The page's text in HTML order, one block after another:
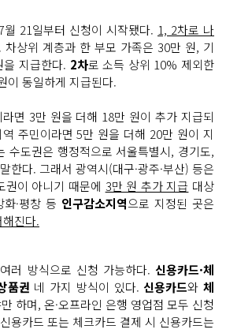
월 21일부터 신청이 시작됐다. 1, 2차로 나
차상위 계층과 한 부모 가족은 30만 원, 기
지급한다. 2차로 소득 상위 10% 제외한
이 동일하게 지급된다.
면 3만 원을 더해 18만 원이 추가 지급되
주민이라면 5만 원을 더해 20만 원이 지
수도권은 행정적으로 서울특별시, 경기도,
한다. 그래서 광역시(대구·광주·부산) 등은
권이 아니기 때문에 3만 원 추가 지급 대상
·평창 등 인구감소지역으로 지정된 곳은
진다.
러 방식으로 신청 가능하다. 신용카드·체
품권 네 가지 방식이 있다. 신용카드와체
하며, 온·오프라인 은행 영업점 모두 신청
용카드 또는 체크카드 결제 시 신용카드는